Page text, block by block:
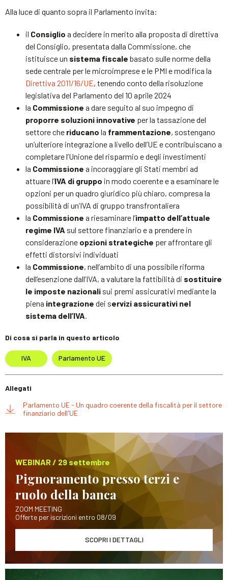
Alla luce di quanto sopra il Parlamento invita:
il Consiglio a decidere in merito alla proposta di direttiva
del Consiglio, presentata dalla Commissione, che
istituisce un sistema fiscale basato sulle norme della
sede centrale per le microimprese e le PMI e modifica la
Direttiva 2011/16/UE, tenendo conto della risoluzione
legislativa del Parlamento del 10 aprile 2024
la Commissione a dare seguito al suo impegno di
proporre soluzioni innovative per la tassazione del
settore che riducano la frammentazione, sostengano
un’ulteriore integrazione a livello dell’UE e contribuiscano a
completare l’Unione del risparmio e degli investimenti
la Commissione a incoraggiare gli Stati membri ad
attuare l’IVA di gruppo in modo coerente e a esaminare le
opzioni per un quadro giuridico più chiaro, compresa la
possibilità di un’IVA di gruppo transfrontaliera
la Commissione a riesaminare l’impatto dell’attuale
regime IVA sul settore finanziario e a prendere in
considerazione opzioni strategiche per affrontare gli
effetti distorsivi individuati
la Commissione, nell’ambito di una possibile riforma
dell’esenzione dall’IVA, a valutare la fattibilità di sostituire
le imposte nazionali sui premi assicurativi mediante la
piena integrazione dei servizi assicurativi nel
sistema dell’IVA.
Di cosa si parla in questo articolo
IVA Parlamento UE
Allegati
Parlamento UE - Un quadro coerente della fiscalità per il settore
finanziario dell'UE
WEBINAR / 29 settembre
Pignoramento presso terzi e
ruolo della banca
ZOOM MEETING
Offerte per iscrizioni entro 08/09
SCOPRI I DETTAGLI